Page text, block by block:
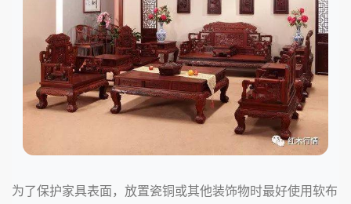
为了保护家具表面，放置瓷铜或其他装饰物时最好使用软布